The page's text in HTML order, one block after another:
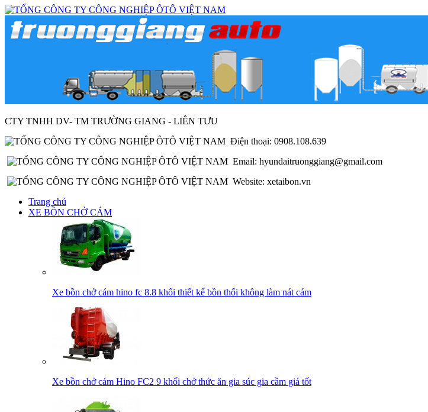
CTY TNHH DV- TM TRƯỜNG GIANG - LIÊN TƯU
Điện thoại: 0908.108.639
Email: hyundaitruonggiang@gmail.com
Website: xetaibon.vn
Trang chủ
XE BỒN CHỞ CÁM
Xe bồn chở cám hino fc 8.8 khối thiết kế bồn thổi không làm nát cám
Xe bồn chở cám Hino FC2 9 khối chở thức ăn gia súc gia cầm giá tốt